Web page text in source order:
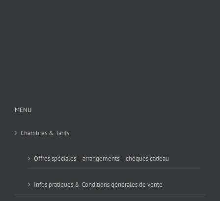
MENU
Chambres & Tarifs
Offres spéciales – arrangements – chèques cadeau
Infos pratiques & Conditions générales de vente